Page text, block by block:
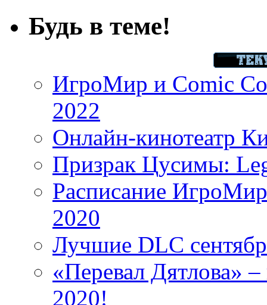
Будь в теме!
ИгроМир и Comic
2022
Онлайн-кинотеатр
Призрак Цусимы:
Расписание
2020
Лучшие DLC
«Перевал Дятлова»
2020!